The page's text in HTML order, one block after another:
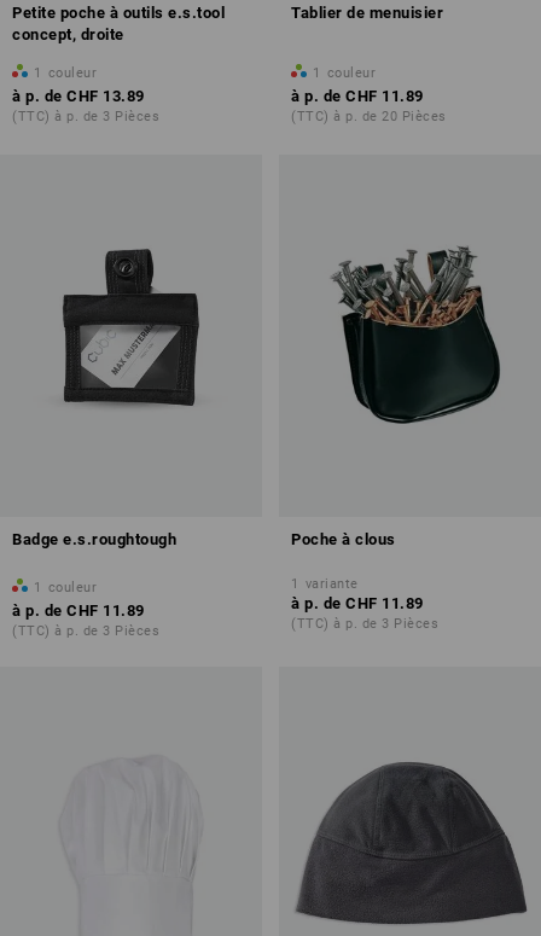
Petite poche à outils e.s.tool
concept, droite
1 couleur
à p. de CHF 13.89
(TTC) à p. de 3 Pièces
Tablier de menuisier
1 couleur
à p. de CHF 11.89
(TTC) à p. de 20 Pièces
Badge e.s.roughtough
1 couleur
à p. de CHF 11.89
(TTC) à p. de 3 Pièces
Poche à clous
1 variante
à p. de CHF 11.89
(TTC) à p. de 3 Pièces